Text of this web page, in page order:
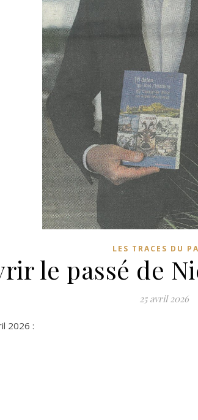
LES TRACES DU
le passé de
25 avril 2026
2026 :